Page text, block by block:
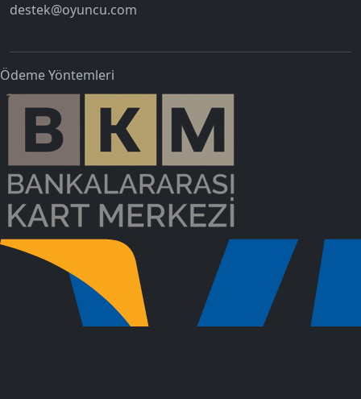
destek@oyuncu.com
Ödeme Yöntemleri